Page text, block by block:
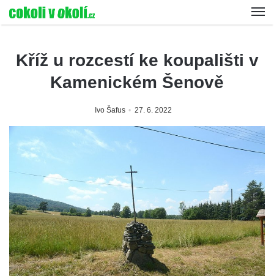
Kříž u rozcestí ke koupališti v
Kamenickém Šenově
Ivo Šafus 27. 6. 2022